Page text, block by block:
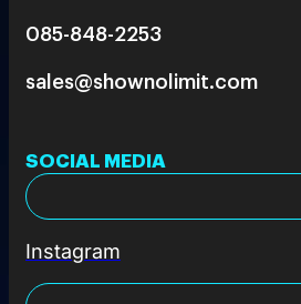
085-848-2253
sales@shownolimit.com
SOCIAL MEDIA
Instagram